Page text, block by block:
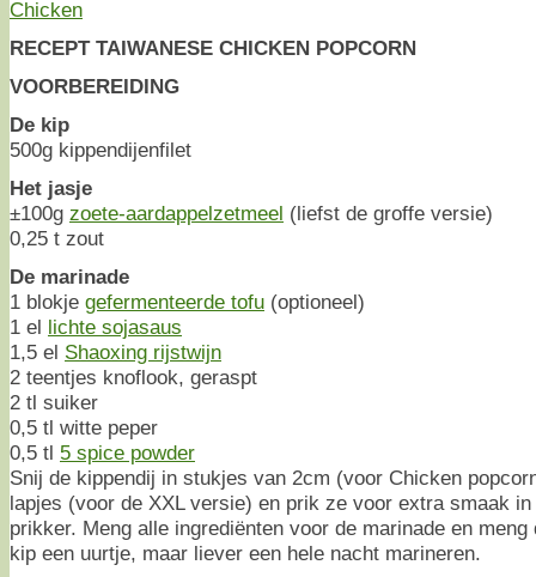
RECEPT TAIWANESE CHICKEN POPCORN
VOORBEREIDING
De kip
500g kippendijenfilet
Het jasje
±100g zoete-aardappelzetmeel (liefst de groffe versie)
0,25 t zout
De marinade
1 blokje gefermenteerde tofu (optioneel)
1 el lichte sojasaus
1,5 el Shaoxing rijstwijn
2 teentjes knoflook, geraspt
2 tl suiker
0,5 tl witte peper
0,5 tl 5 spice powder
Snij de kippendij in stukjes van 2cm (voor Chicken
lapjes (voor de XXL versie) en prik ze voor extra smaak
prikker. Meng alle ingrediënten voor de marinade en
kip een uurtje, maar liever een hele nacht marineren.